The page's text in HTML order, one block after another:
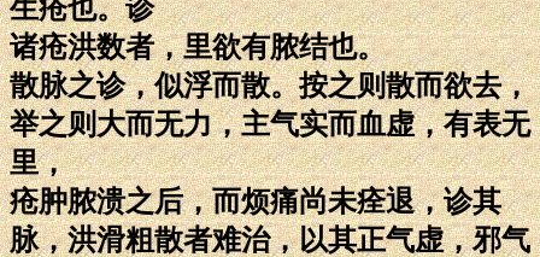
生疮也。诊
诸疮洪数者，里欲有脓结也。
散脉之诊，似浮而散。按之则散而欲去，
举之则大而无力，主气实而血虚，有表无
里，
疮肿脓溃之后，而烦痛尚未痊退，诊其
脉，洪滑粗散者难治，以其正气虚，邪气